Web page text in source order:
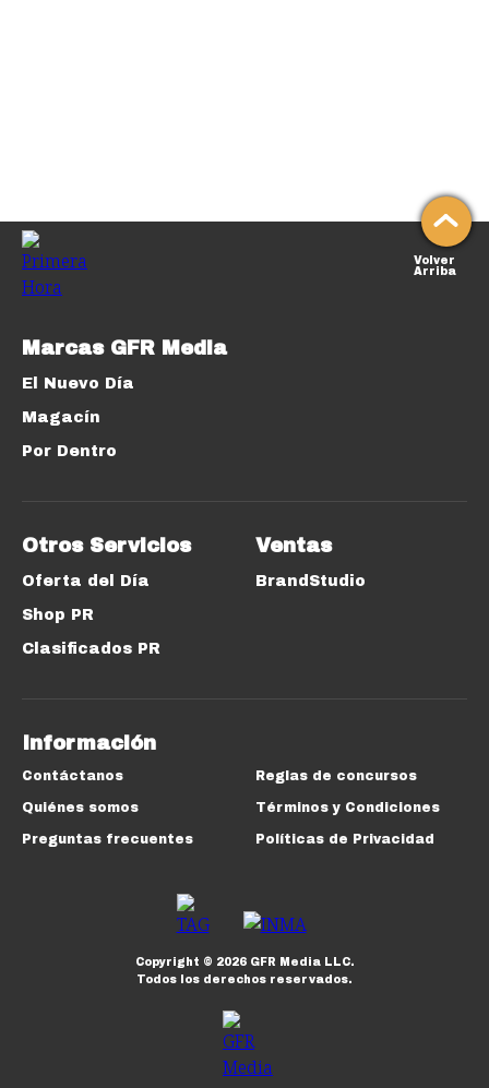
Volver
Arriba
Marcas GFR Media
El Nuevo Día
Magacín
Por Dentro
Otros Servicios
Oferta del Día
Shop PR
Clasificados PR
Ventas
BrandStudio
Información
Contáctanos
Quiénes somos
Preguntas frecuentes
Reglas de concursos
Términos y Condiciones
Políticas de Privacidad
Copyright © 2026GFR Media LLC.
Todos los derechos reservados.